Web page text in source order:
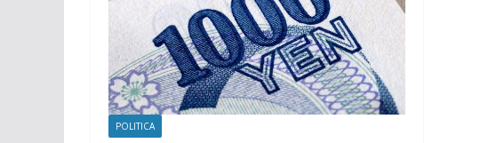
POLITICA